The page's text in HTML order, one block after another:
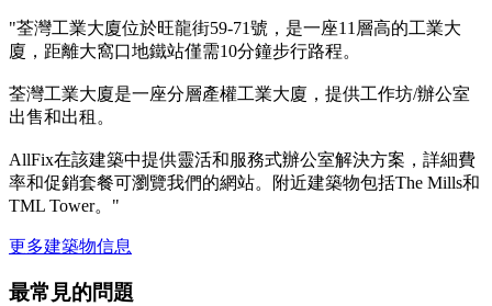
"荃灣工業大廈位於旺龍街59-71號，是一座11層高的工業大
廈，距離大窩口地鐵站僅需10分鐘步行路程。
荃灣工業大廈是一座分層產權工業大廈，提供工作坊/辦公室
出售和出租。
AllFix在該建築中提供靈活和服務式辦公室解決方案，詳細費
率和促銷套餐可瀏覽我們的網站。附近建築物包括The Mills和
TML Tower。"
更多建築物信息
最常見的問題